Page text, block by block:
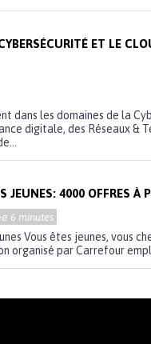
ET LE
dans les domaines de la
digitale, des Réseaux &
JEUNES: 4000 OFFRES À
6 minutes
Vous êtes jeunes, vous
organisé par Carrefour